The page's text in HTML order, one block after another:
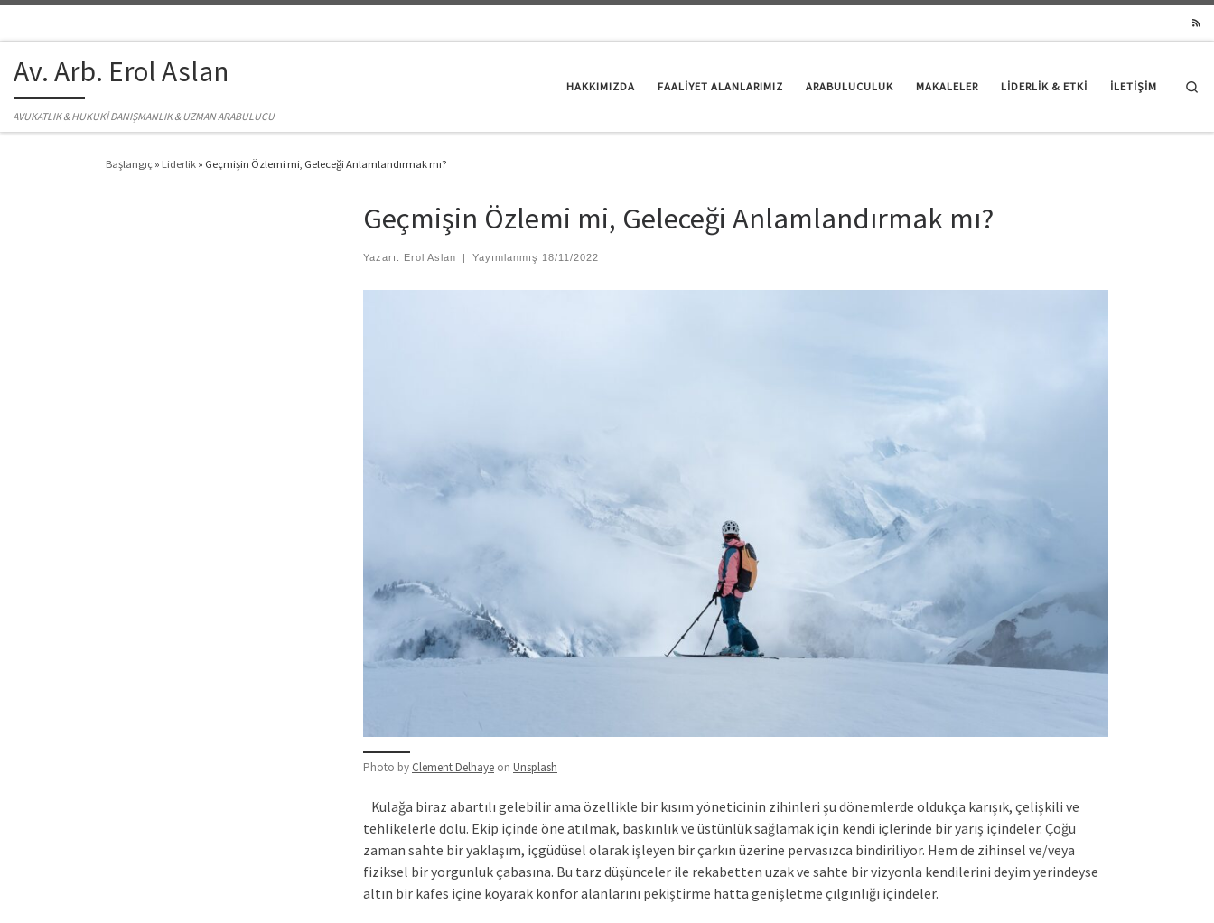
Av. Arb. Erol Aslan
AVUKATLIK & HUKUKİ DANIŞMANLIK & UZMAN ARABULUCU
HAKKIMIZDA FAALİYET ALANLARIMIZ ARABULUCULUK MAKALELER LIDERLIK & ETKI İLETİŞİM
Başlangıç » Liderlik » Geçmişin Özlemi mi, Geleceği Anlamlandırmak mı?
Geçmişin Özlemi mi, Geleceği Anlamlandırmak mı?
Yazarı: Erol Aslan Yayımlanmış 18/11/2022
Photo by Clement Delhaye on Unsplash
Kulağa biraz abartılı gelebilir ama özellikle bir kısım yöneticinin zihinleri şu dönemlerde oldukça karışık, çelişkili ve
tehlikelerle dolu. Ekip içinde öne atılmak, baskınlık ve üstünlük sağlamak için kendi içlerinde bir yarış içindeler. Çoğu
zaman sahte bir yaklaşım, içgüdüsel olarak işleyen bir çarkın üzerine pervasızca bindiriliyor. Hem de zihinsel ve/veya
fiziksel bir yorgunluk çabasına. Bu tarz düşünceler ile rekabetten uzak ve sahte bir vizyonla kendilerini deyim yerindeyse
altın bir kafes içine koyarak konfor alanlarını pekiştirme hatta genişletme çılgınlığı içindeler.